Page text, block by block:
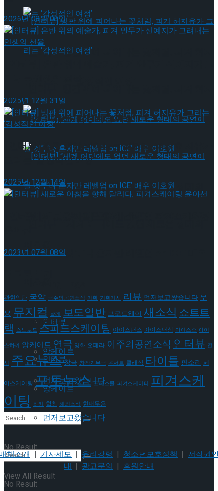
[인터뷰] 빙판 위에 피어나는 꽃처럼, 피겨 허지
[인터뷰] “세계 어디에도 없던 새로운 형태의
인터뷰
앙케이트
먼저보고왔습니다
No Result
View All Result
유가 그리는 ‘감성적인 여정’
공연이 될 것”, ‘나 혼자만 레벨업 on ICE’ 배우
Trending Tags
인터뷰
앙케이트
먼저보고왔습니다
No Result
2026년 08월 05일
2025년 12월 31일
[인터뷰] 빙판 위에 피어나는 꽃처럼, 피겨 허지유가
그리는 ‘감성적인 여정’
2025년 12월 14일
2023년 07월 08일
관현악단 국악 금주의공연소식 기획 기획기사 리뷰 먼저보고왔습니다 무
용 뮤지컬 발레 보도일반 브로드웨이 새소식쇼트트
랙 스노보드 스피드스케이팅 아이스댄스 아이스댄싱 아이스쇼 아이
스하키 앙케이트 연극 영화 오페라 이주의공연소식 인터뷰 전
시 주요뉴스 창극 창작가무극 콘서트 클래식 타이틀 판소리 페
어스케이팅 포토뉴스 프레스콜 피겨스케이티 피겨스케
이팅 하키 합창 해외소식 현대무용
체소개| 기사제보 | 윤리강령 | 청소년보호정책 | 저작권
내 | 광고문의 | 후원안내